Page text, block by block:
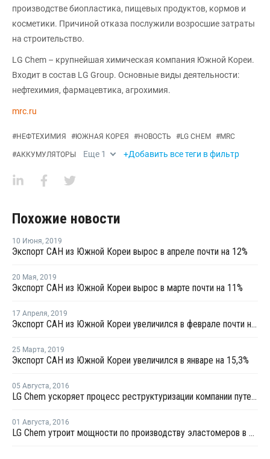
производстве биопластика, пищевых продуктов, кормов и
косметики. Причиной отказа послужили возросшие затраты
на строительство.
LG Chem – крупнейшая химическая компания Южной Кореи.
Входит в состав LG Group. Основные виды деятельности:
нефтехимия, фармацевтика, агрохимия.
mrc.ru
#НЕФТЕХИМИЯ #ЮЖНАЯ КОРЕЯ #НОВОСТЬ #LG CHEM #MRC
#АККУМУЛЯТОРЫ Еще 1 +Добавить все теги в фильтр
Похожие новости
10 Июня, 2019
Экспорт САН из Южной Кореи вырос в апреле почти на 12%
20 Мая, 2019
Экспорт САН из Южной Кореи вырос в марте почти на 11%
17 Апреля, 2019
Экспорт САН из Южной Кореи увеличился в феврале почти на 6%
25 Марта, 2019
Экспорт САН из Южной Кореи увеличился в январе на 15,3%
05 Августа, 2016
LG Chem ускоряет процесс реструктуризации компании путем интеграции нефтехимических заводов в Китае
01 Августа, 2016
LG Chem утроит мощности по производству эластомеров в Южной Корее